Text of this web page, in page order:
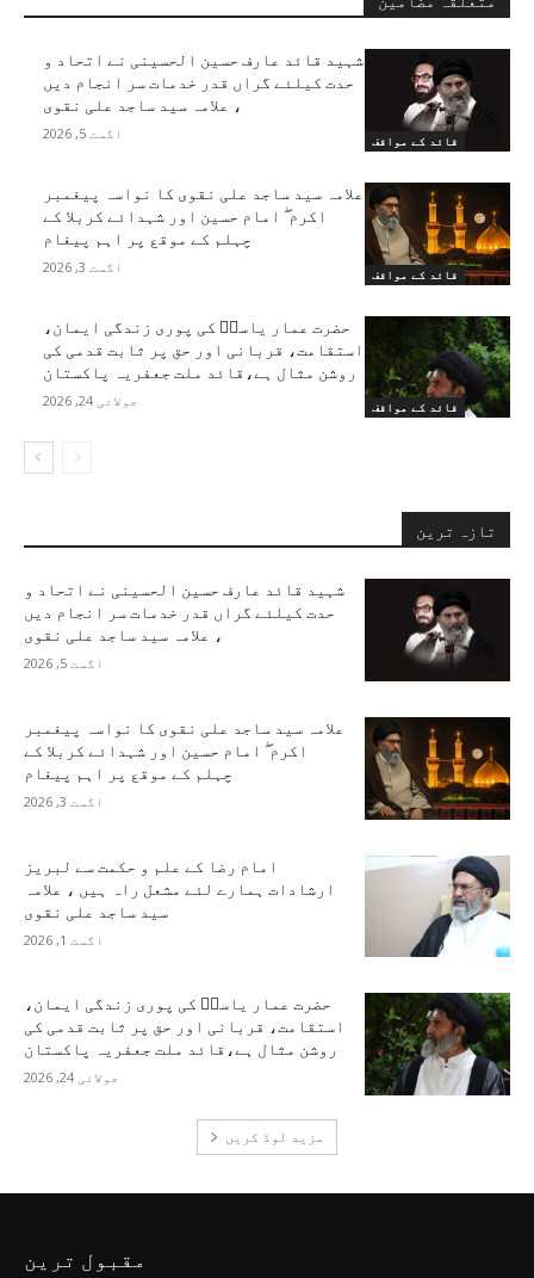
قائد کے مواقف
شہید قائد عارف حسین الحسینی نے اتحاد و
حدت کیلئے گراں قدر خدمات سر انجام دیں
، علامہ سید ساجد علی نقوی
اگست 5, 2026
قائد کے مواقف
علامہ سید ساجد علی نقوی کا نواسہ پیغمبر
اکرم ۖ امام حسین اور شہدائے کربلا کے
چہلم کے موقع پر اہم پیغام
اگست 3, 2026
قائد کے مواقف
حضرت عمار یاسرؑ کی پوری زندگی ایمان،
استقامت، قربانی اور حق پر ثابت قدمی کی
روشن مثال ہے،قائد ملت جعفریہ پاکستان
جولائی 24, 2026
تازہ ترین
شہید قائد عارف حسین الحسینی نے اتحاد و
حدت کیلئے گراں قدر خدمات سر انجام دیں
، علامہ سید ساجد علی نقوی
اگست 5, 2026
علامہ سید ساجد علی نقوی کا نواسہ پیغمبر
اکرم ۖ امام حسین اور شہدائے کربلا کے
چہلم کے موقع پر اہم پیغام
اگست 3, 2026
امام رضا کے علم و حکمت سے لبریز
ارشادات ہمارے لئے مشعل راہ ہیں ، علامہ
سید ساجد علی نقوی
اگست 1, 2026
حضرت عمار یاسرؑ کی پوری زندگی ایمان،
استقامت، قربانی اور حق پر ثابت قدمی کی
روشن مثال ہے،قائد ملت جعفریہ پاکستان
جولائی 24, 2026
مزید لوڈ کریں
مقبول ترین